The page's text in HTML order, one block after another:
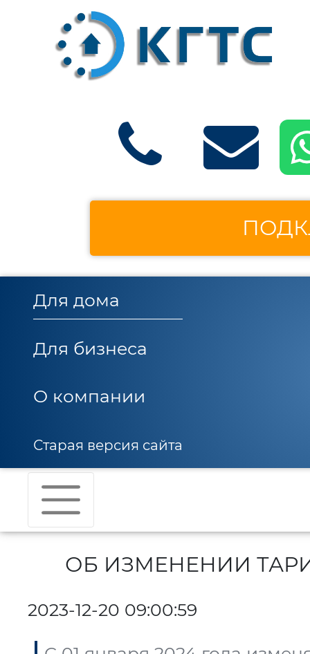
Для дома
Для бизнеса
О компании
Старая версия сайта
ОБ ИЗМЕНЕНИИ
2023-12-20 09:00:59